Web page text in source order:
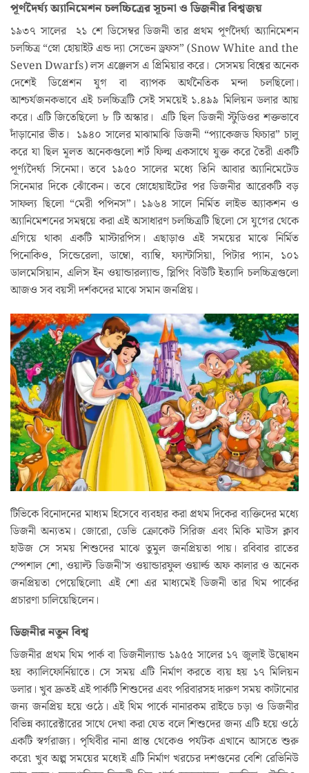
পূর্ণদৈর্ঘ্য অ্যানিমেশন চলচ্চিত্রের সূচনা ও ডিজনীর বিশ্বজয়
১৯৩৭ সালের ২১ শে ডিসেম্বর ডিজনী তার প্রথম পূর্ণদৈর্ঘ্য অ্যানিমেশন
চলচ্চিত্র “স্নো হোয়াইট এন্ড দ্যা সেভেন ড্রফস” (Snow White and the
Seven Dwarfs) লস এঞ্জেলস এ প্রিমিয়ার করে। সেসময় বিশ্বের অনেক
দেশেই ডিপ্রেশন যুগ বা ব্যাপক অর্থনৈতিক মন্দা চলছিলো।
আশ্চর্যজনকভাবে এই চলচ্চিত্রটি সেই সময়েই ১.৪৯৯ মিলিয়ন ডলার আয়
করে। এটি জিতেছিলো ৮ টি অস্কার। এটি ছিল ডিজনী স্টুডিওর শক্তভাবে
দাঁড়ানোর ভীত। ১৯৪০ সালের মাঝামাঝি ডিজনী “প্যাকেজড ফিচার” চালু
করে যা ছিল মূলত অনেকগুলো শর্ট ফিল্ম একসাথে যুক্ত করে তৈরী একটি
পূর্ণ্যদৈর্ঘ্য সিনেমা। তবে ১৯৫০ সালের মধ্যে তিনি আবার অ্যানিমেটেড
সিনেমার দিকে ঝোঁকেন। তবে স্নোহোয়াইটের পর ডিজনীর আরেকটি বড়
সাফল্য ছিলো “মেরী পপিনস”। ১৯৬৪ সালে নির্মিত লাইভ অ্যাকশন ও
অ্যানিমেশনের সমন্বয়ে করা এই অসাধারণ চলচ্চিত্রটি ছিলো সে যুগের থেকে
এগিয়ে থাকা একটি মাস্টারপিস। এছাড়াও এই সময়ের মাঝে নির্মিত
পিনোকিও, সিন্ডেরেলা, ডাম্বো, ব্যাম্বি, ফ্যান্টাসিয়া, পিটার প্যান, ১০১
ডালমেসিয়ান, এলিস ইন ওয়ান্ডারল্যান্ড, স্লিপিং বিউটি ইত্যাদি চলচ্চিত্রগুলো
আজও সব বয়সী দর্শকদের মাঝে সমান জনপ্রিয়।
টিভিকে বিনোদনের মাধ্যম হিসেবে ব্যবহার করা প্রথম দিকের ব্যক্তিদের মধ্যে
ডিজনী অন্যতম। জোরো, ডেভি ক্রোকেট সিরিজ এবং মিকি মাউস ক্লাব
হাউজ সে সময় শিশুদের মাঝে তুমুল জনপ্রিয়তা পায়। রবিবার রাতের
স্পেশাল শো, ওয়াল্ট ডিজনী’স ওয়ান্ডারফুল ওয়ার্ল্ড অফ কালার ও অনেক
জনপ্রিয়তা পেয়েছিলো৷ এই শো এর মাধ্যমেই ডিজনী তার থিম পার্কের
প্রচারণা চালিয়েছিলেন।
ডিজনীর নতুন বিশ্ব
ডিজনীর প্রথম থিম পার্ক বা ডিজনীল্যান্ড ১৯৫৫ সালের ১৭ জুলাই উদ্বোধন
হয় ক্যালিফোর্নিয়াতে। সে সময় এটি নির্মাণ করতে ব্যয় হয় ১৭ মিলিয়ন
ডলার। খুব দ্রুতই এই পার্কটি শিশুদের এবং পরিবারসহ দারুণ সময় কাটানোর
জন্য জনপ্রিয় হয়ে ওঠে। এই থিম পার্কে নানারকম রাইডে চড়া ও ডিজনীর
বিভিন্ন ক্যারেক্টারের সাথে দেখা করা যেত বলে শিশুদের জন্য এটি হয়ে ওঠে
একটি স্বর্গরাজ্য। পৃথিবীর নানা প্রান্ত থেকেও পর্যটক এখানে আসতে শুরু
করে৷ খুব অল্প সময়ের মধ্যেই এটি নির্মাণ খরচের দশগুনের বেশি রেভিনিউ